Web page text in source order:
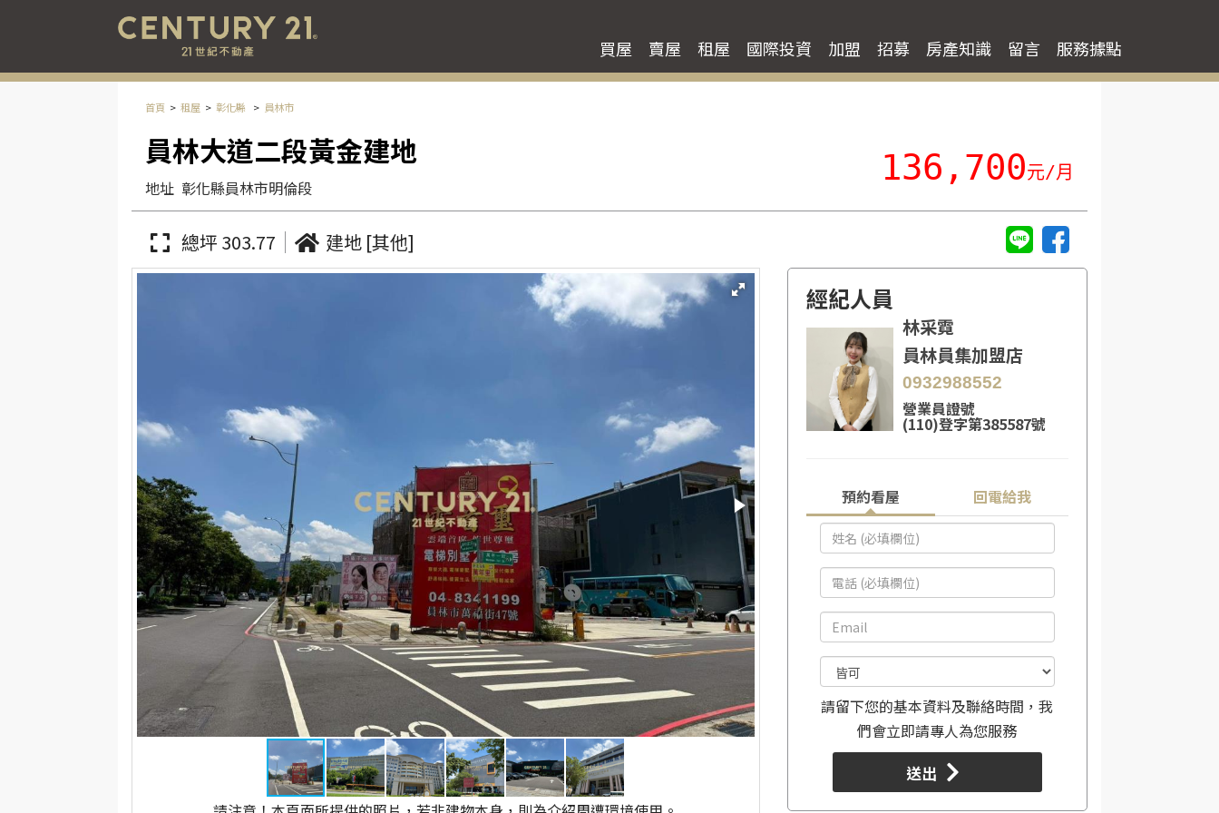
買屋 賣屋 租屋 國際投資 加盟 招募 房產知識 留言 服務據點
首頁 租屋 彰化縣 員林市
員林大道二段黃金建地
地址 彰化縣員林市明倫段 136,700元/月
總坪 303.77 建地 [其他]
經紀人員
林采霓
員林員集加盟店
0932988552
營業員證號
(110)登字第385587號
預約看屋 回電給我
請留下您的基本資料及聯絡時間，我
們會立即請專人為您服務
送出